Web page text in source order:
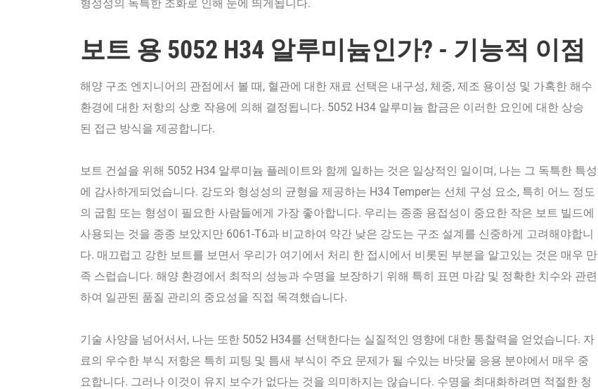
형성성의 독특한 조화로 인해 눈에 띄게됩니다.
보트 용 5052 H34 알루미늄인가? - 기능적 이점
해양 구조 엔지니어의 관점에서 볼 때, 혈관에 대한 재료 선택은 내구성, 체중, 제조 용이성 및 가혹한 해수
환경에 대한 저항의 상호 작용에 의해 결정됩니다. 5052 H34 알루미늄 합금은 이러한 요인에 대한 상승
된 접근 방식을 제공합니다.
보트 건설을 위해 5052 H34 알루미늄 플레이트와 함께 일하는 것은 일상적인 일이며, 나는 그 독특한 특성
에 감사하게되었습니다. 강도와 형성성의 균형을 제공하는 H34 Temper는 선체 구성 요소, 특히 어느 정도
의 굽힘 또는 형성이 필요한 사람들에게 가장 좋아합니다. 우리는 종종 용접성이 중요한 작은 보트 빌드에
사용되는 것을 종종 보았지만 6061-T6과 비교하여 약간 낮은 강도는 구조 설계를 신중하게 고려해야합니
다. 매끄럽고 강한 보트를 보면서 우리가 여기에서 처리 한 접시에서 비롯된 부분을 알고있는 것은 매우 만
족 스럽습니다. 해양 환경에서 최적의 성능과 수명을 보장하기 위해 특히 표면 마감 및 정확한 치수와 관련
하여 일관된 품질 관리의 중요성을 직접 목격했습니다.
기술 사양을 넘어서서, 나는 또한 5052 H34를 선택한다는 실질적인 영향에 대한 통찰력을 얻었습니다. 자
료의 우수한 부식 저항은 특히 피팅 및 틈새 부식이 주요 문제가 될 수있는 바닷물 응용 분야에서 매우 중
요합니다. 그러나 이것이 유지 보수가 없다는 것을 의미하지는 않습니다. 수명을 최대화하려면 적절한 청